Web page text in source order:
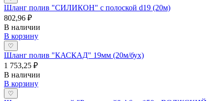
Шланг полив "СИЛИКОН" с полоской d19 (20м)
802,96 ₽
В наличии
В корзину
♡
Шланг полив "КАСКАД" 19мм (20м/бух)
1 753,25 ₽
В наличии
В корзину
♡